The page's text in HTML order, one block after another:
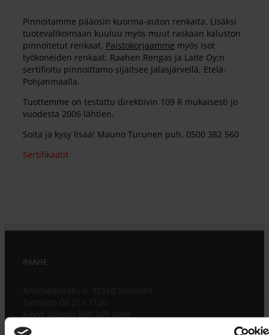
Pinnoitamme pääosin kuorma-auton renkaita. Lisäksi
tuotevalikoimaan kuuluu myös muut raskaan kaluston
pinnoitetut renkaat. Paistokorjaamme myös isot
työkoneiden renkaat. Raahen Rengas ja Laite Oy:n
sertifioitu pinnoittamo sijaitsee Jalasjärvellä, Etelä-
Pohjanmaalla.
Tuottemme on testattu direktiivin 109 R mukaisesti jo
vuodesta 2006 lähtien.
Soita ja kysy lisää! Mauno Turunen puh. 0500 382 560
Sertifikaatit
RAAHE
Kevyt kalusto 050 369 4998
Raskas kalusto 050 369 4940, 0500 382 560